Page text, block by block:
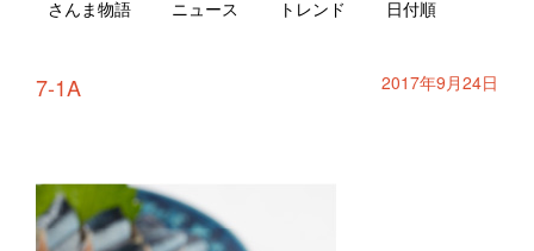
さんま物語 ニュース トレンド 日付順
7-1A 2017年9月24日